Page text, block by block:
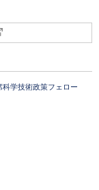
学技術政策フェロー